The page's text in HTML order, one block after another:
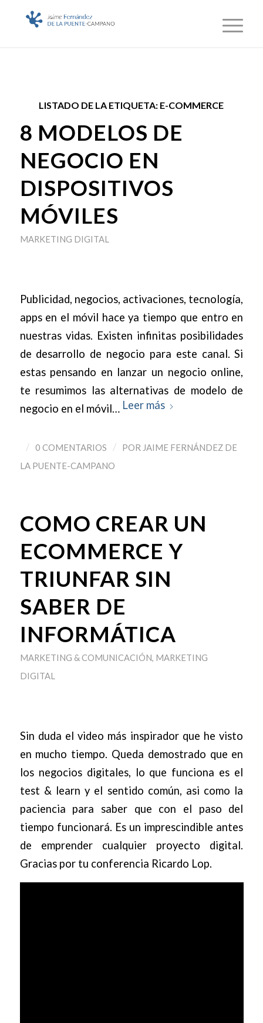
LISTADO DE LA ETIQUETA: E-COMMERCE
8 MODELOS DE
NEGOCIO EN
DISPOSITIVOS
MÓVILES
MARKETING DIGITAL
Publicidad, negocios, activaciones, tecnología,
apps en el móvil hace ya tiempo que entro en
nuestras vidas. Existen infinitas posibilidades
de desarrollo de negocio para este canal. Si
estas pensando en lanzar un negocio online,
te resumimos las alternativas de modelo de
negocio en el móvil… Leer más
/ 0 COMENTARIOS / POR JAIME FERNÁNDEZ DE
LA PUENTE-CAMPANO
COMO CREAR UN
ECOMMERCE Y
TRIUNFAR SIN
SABER DE
INFORMÁTICA
MARKETING & COMUNICACIÓN, MARKETING
DIGITAL
Sin duda el video más inspirador que he visto
en mucho tiempo. Queda demostrado que en
los negocios digitales, lo que funciona es el
test & learn y el sentido común, asi como la
paciencia para saber que con el paso del
tiempo funcionará. Es un imprescindible antes
de emprender cualquier proyecto digital.
Gracias por tu conferencia Ricardo Lop.